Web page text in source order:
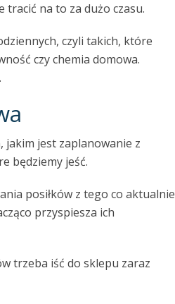
na to za dużo czasu.
, czyli takich, które
czy chemia domowa.
jakim jest zaplanowanie z
będziemy jeść.
posiłków z tego co aktualnie
przyspiesza ich
trzeba iść do sklepu zaraz